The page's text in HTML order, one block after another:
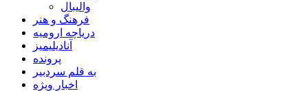
والیبال
فرهنگ و هنر
دریاچه ارومیه
آنادیلیمیز
پرونده
به قلم سردبیر
اخبار ویژه